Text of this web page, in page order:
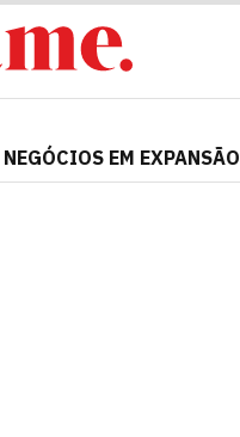
NEGÓCIOS EM EXPANSÃO